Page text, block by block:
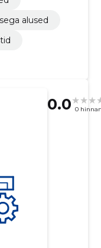
alused
0.0 0